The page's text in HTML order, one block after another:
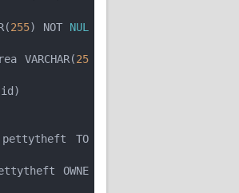
255) NOT NUL
VARCHAR(
25
pettytheft TO
OWNE